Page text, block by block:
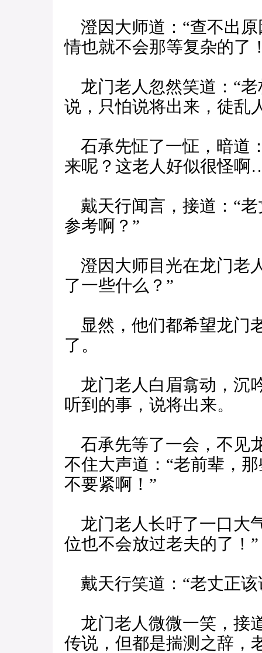
澄因大师道：“查不出
情也就不会那等复杂的了
龙门老人忽然笑道：“
说，只怕说将出来，徒
石承先怔了一怔，暗道
来呢？这老人好似很怪
戴天行闻言，接道：“
参考啊？”
澄因大师目光在龙门老
了一些什么？”
显然，他们都希望龙门
了。
龙门老人白眉翕动，沉
听到的事，说将出来。
石承先等了一会，不见
不住大声道：“老前辈，
不要紧啊！”
龙门老人长吁了一口大
位也不会放过老夫的了！”
戴天行笑道：“老丈正该
龙门老人微微一笑，接
传说，但都是揣测之辞，